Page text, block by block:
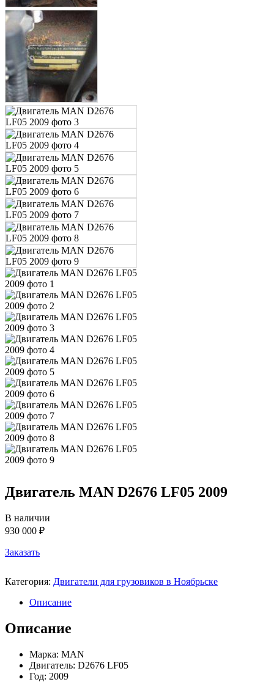
Двигатель MAN D2676 LF05 2009
В наличии
930 000 ₽
Заказать
Категория: Двигатели для грузовиков в Ноябрьске
Описание
Описание
Марка: MAN
Двигатель: D2676 LF05
Год: 2009